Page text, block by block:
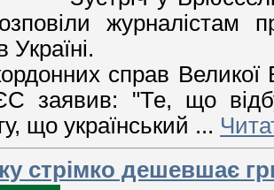
журналістам
Україні.
справ
ЄС заявив: "Те, що
що український ...
стрімко дешевшає